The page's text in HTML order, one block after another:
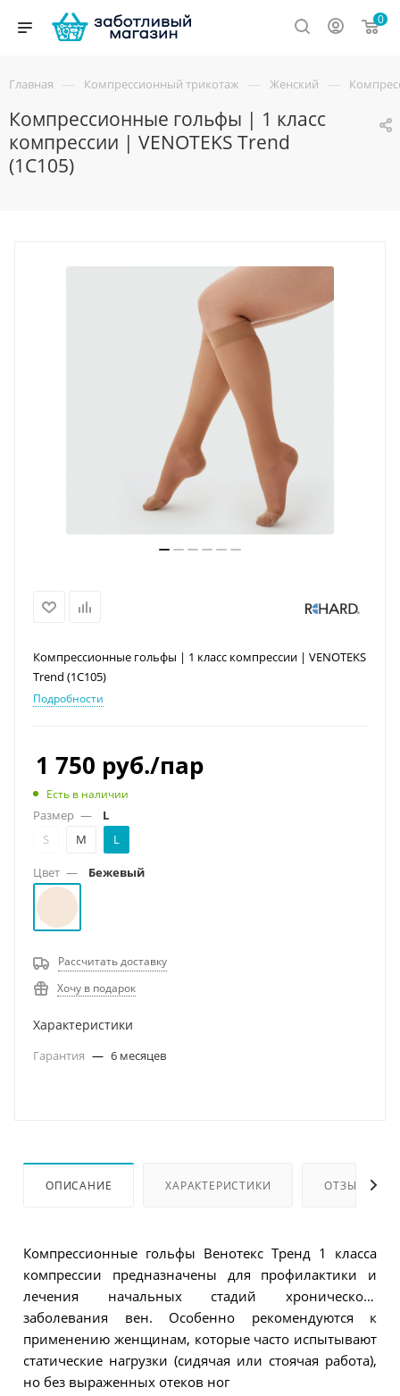
0
Главная — Компрессионный трикотаж — Женский —
Компрессионные гольфы | 1 класс
компрессии | VENOTEKS Trend
(1C105)
Компрессионные гольфы | 1 класс компрессии | VENOTEKS
Trend (1C105)
Подробности
1 750 руб./пар
Есть в наличии
Размер —
L
S
M L
Цвет — Бежевый
Рассчитать доставку
Хочу в подарок
Характеристики
Гарантия — 6 месяцев
ОПИСАНИЕ ХАРАКТЕРИСТИКИ ОТЗЫВЫ
Компрессионные гольфы Венотекс Тренд 1 класса
компрессии предназначены для профилактики и
лечения начальных стадий хронического
заболевания вен. Особенно рекомендуются к
применению женщинам, которые часто испытывают
статические нагрузки (сидячая или стоячая работа),
но без выраженных отеков ног